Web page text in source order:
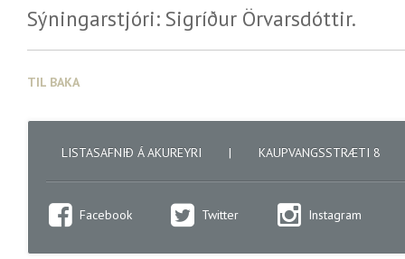
Sýningarstjóri: Sigríður Örvarsdóttir.
TIL BAKA
LISTASAFNIÐ Á AKUREYRI | KAUPVANGSSTRÆTI 8
Facebook Twitter Instagram